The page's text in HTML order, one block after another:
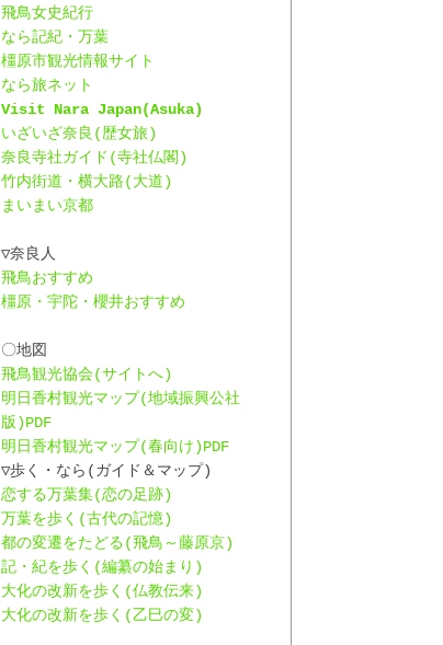
飛鳥女史紀行
なら記紀・万葉
橿原市観光情報サイト
なら旅ネット
Visit Nara Japan(Asuka)
いざいざ奈良(歴女旅)
奈良寺社ガイド(寺社仏閣)
竹内街道・横大路(大道)
まいまい京都
▽奈良人
飛鳥おすすめ
橿原・宇陀・櫻井おすすめ
〇地図
飛鳥観光協会(サイトへ)
明日香村観光マップ(地域振興公社
版)PDF
明日香村観光マップ(春向け)PDF
▽歩く・なら(ガイド＆マップ)
恋する万葉集(恋の足跡)
万葉を歩く(古代の記憶)
都の変遷をたどる(飛鳥～藤原京)
記・紀を歩く(編纂の始まり)
大化の改新を歩く(仏教伝来)
大化の改新を歩く(乙巳の変)